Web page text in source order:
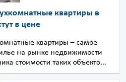
квартиры в
в цене
квартиры – самое
на рынке недвижимости
стоимости таких объекто...